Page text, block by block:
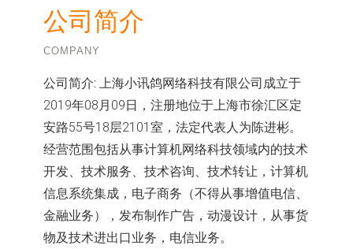
公司简介
COMPANY
公司简介: 上海小讯鸽网络科技有限公司成立于
2019年08月09日，注册地位于上海市徐汇区定
安路55号18层2101室，法定代表人为陈进彬。
经营范围包括从事计算机网络科技领域内的技术
开发、技术服务、技术咨询、技术转让，计算机
信息系统集成，电子商务（不得从事增值电信、
金融业务），发布制作广告，动漫设计，从事货
物及技术进出口业务，电信业务。